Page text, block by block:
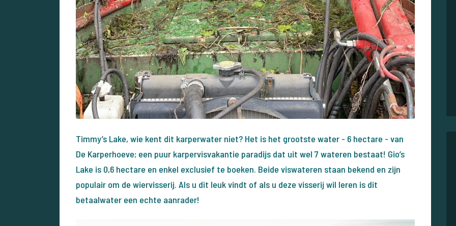
Timmy’s Lake, wie kent dit karperwater niet? Het is het grootste water - 6 hectare - van
De Karperhoeve; een puur karpervisvakantie paradijs dat uit wel 7 wateren bestaat! Gio’s
Lake is 0,6 hectare en enkel exclusief te boeken. Beide viswateren staan bekend en zijn
populair om de wiervisserij. Als u dit leuk vindt of als u deze visserij wil leren is dit
betaalwater een echte aanrader!